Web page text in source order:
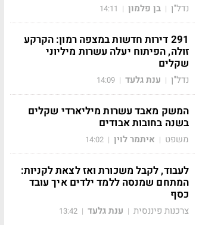
נדל"ן | בן פלמון |
14:11
291 דירות חדשות במצפה רמון: הקרקע
זולה, הפיתוח יעלה עשרות מיליוני
שקלים
נדל"ן | ענת גלעד |
14:09
המשק מאבד עשרות מיליארדי שקלים
בשנה בחובות אבודים
משפט | איתמר לוין |
14:02
לעבוד, לקבל משכורת ואז לצאת לקניות:
המתחם שמנסה ללמד ילדים איך עובד
כסף
צרכנות פיננסית | ענת גלעד |
13:42